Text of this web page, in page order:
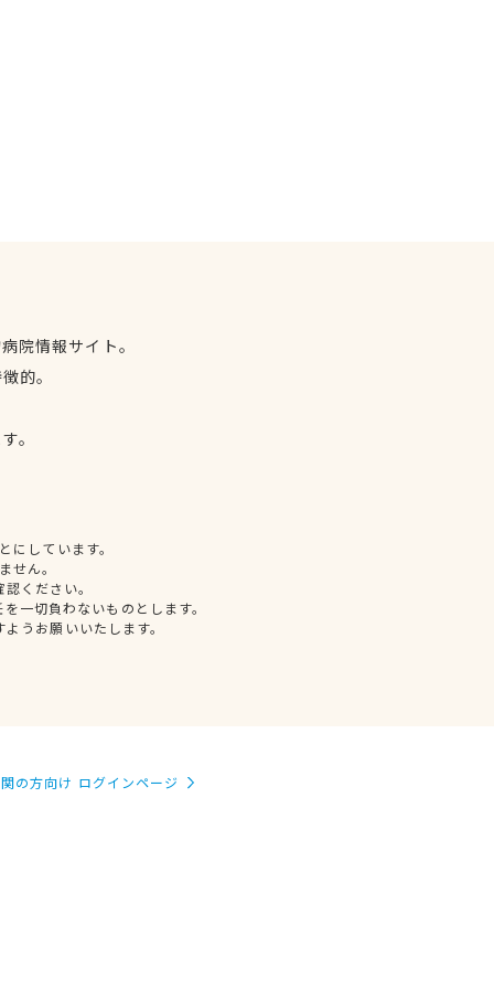
院情報サイト。
的。
。
しています。
せん。
ください。
一切負わないものとします。
うお願いいたします。
の方向け ログインページ